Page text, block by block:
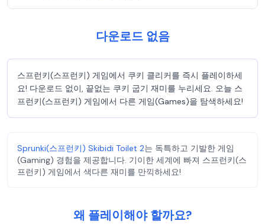
다운로드 없음
스프런키(스프런키) 게임에서 쿠키 클리커를 즉시 플레이하세
요! 다운로드 없이, 끝없는 쿠키 굽기 재미를 누리세요. 오늘 스
프런키(스프런키) 게임에서 다른 게임(Games)을 탐색하세요!
Sprunki(스프런키) Skibidi Toilet 2는 독특하고 기발한 게임
(Gaming) 경험을 제공합니다. 기이한 세계에 빠져 스프런키(스
프런키) 게임에서 색다른 재미를 만끽하세요!
왜 플레이해야 할까요?